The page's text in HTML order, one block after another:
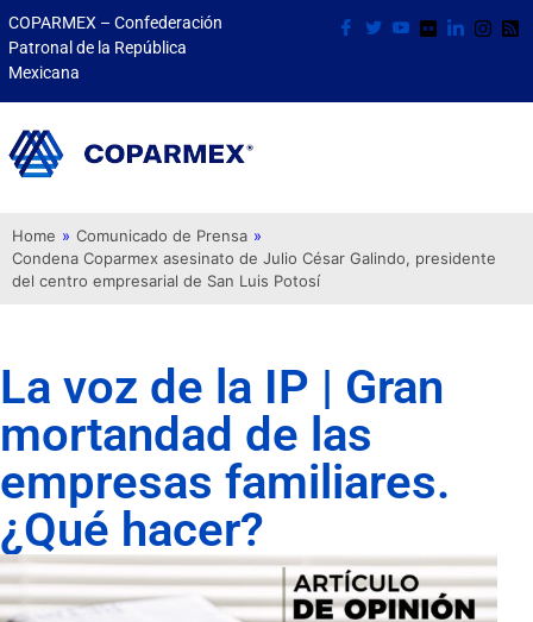
COPARMEX – Confederación
Patronal de la República
Mexicana
Home » Comunicado de Prensa »
Condena Coparmex asesinato de Julio César Galindo, presidente
del centro empresarial de San Luis Potosí
La voz de la IP | Gran
mortandad de las
empresas familiares.
¿Qué hacer?